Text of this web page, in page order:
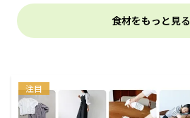
食材をもっと見る
注目